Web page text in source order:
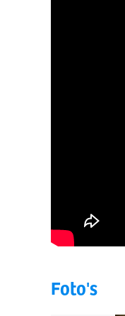
Foto's